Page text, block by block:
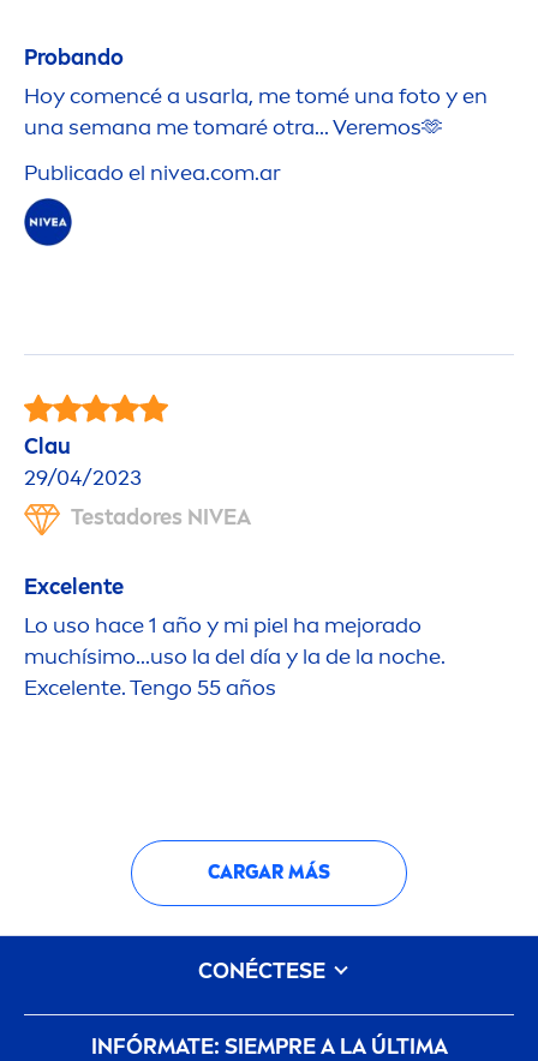
Probando
Hoy comencé a usarla, me tomé una foto y en
una semana me tomaré otra... Veremos🫶
Publicado el nivea.com.ar
Clau
29/04/2023
Testadores NIVEA
Excelente
Lo uso hace 1 año y mi piel ha mejorado
muchísimo...uso la del día y la de la noche.
Excelente. Tengo 55 años
CARGAR MÁS
INFÓRMATE: SIEMPRE A LA ÚLTIMA
CONÉCTESE